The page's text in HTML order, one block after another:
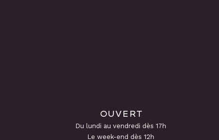
OUVERT
Du lundi au vendredi dès 17h
Le week-end dès 12h